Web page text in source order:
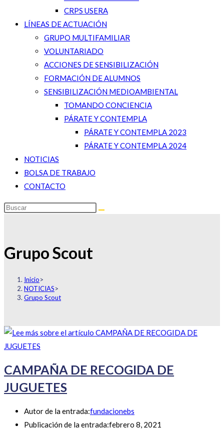
CRPS USERA
LÍNEAS DE ACTUACIÓN
GRUPO MULTIFAMILIAR
VOLUNTARIADO
ACCIONES DE SENSIBILIZACIÓN
FORMACIÓN DE ALUMNOS
SENSIBILIZACIÓN MEDIOAMBIENTAL
TOMANDO CONCIENCIA
PÁRATE Y CONTEMPLA
PÁRATE Y CONTEMPLA 2023
PÁRATE Y CONTEMPLA 2024
NOTICIAS
BOLSA DE TRABAJO
CONTACTO
Grupo Scout
Inicio>
NOTICIAS>
Grupo Scout
CAMPAÑA DE RECOGIDA DE
JUGUETES
Autor de la entrada:fundacionebs
Publicación de la entrada:febrero 8, 2021